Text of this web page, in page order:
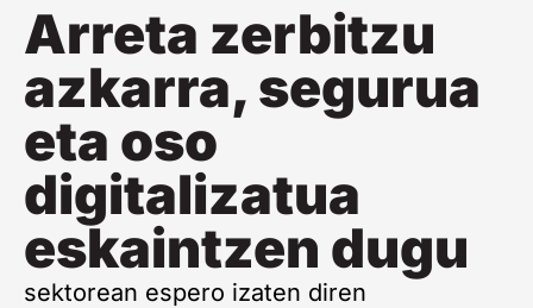
Arreta zerbitzu
azkarra, segurua
eta oso
digitalizatua
eskaintzen dugu
sektorean espero izaten diren